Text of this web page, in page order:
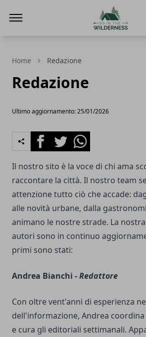
Home Redazione
Redazione
Ultimo aggiornamento: 25/01/2026
FacebookTwitterWhatsapp
Il nostro sito è la voce di chi ama
raccontare la città. Il nostro team
attenzione tutto ciò che accade:
alle novità urbane, dalla
animano le nostre strade. La
autori sono in continuo
primi sono stati:
Andrea Bianchi -Redattore
Con oltre vent'anni di esperienza
dell'informazione, Andrea
e cura gli editoriali settimanali.